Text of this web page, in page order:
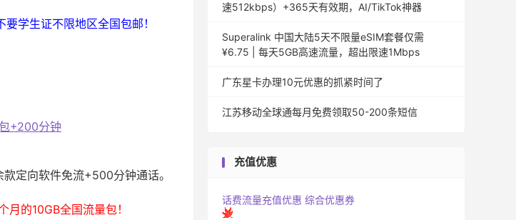
要学生证不限地区全国包邮！
+200分钟
定向软件免流+500分钟通话。
的10GB全国流量包！
速512kbps）+365天有效期，AI/TikTok神器
Superalink 中国大陆5天不限量eSIM套餐仅需
¥6.75 | 每天5GB高速流量，超出限速1Mbps
广东星卡办理10元优惠的抓紧时间了
江苏移动全球通每月免费领取50-200条短信
充值优惠
话费流量充值优惠 综合优惠券